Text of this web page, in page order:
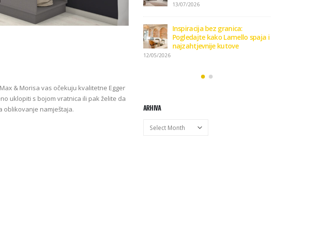
& Morisa vas očekuju kvalitetne Egger
uklopiti s bojom vratnica ili pak želite da
oblikovanje namještaja.
Podloge za EGGER podove
13/07/2026
Inspiracija bez granica:
Pogledajte kako Lamello spaja i
najzahtjevnije kutove
12/05/2026
ARHIVA
Arhiva